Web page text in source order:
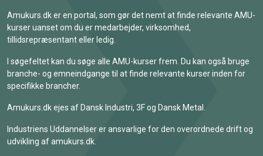
Amukurs.dk er en portal, som gør det nemt at finde relevante AMU-
kurser uanset om du er medarbejder, virksomhed,
tillidsrepræsentant eller ledig.
I søgefeltet kan du søge alle AMU-kurser frem. Du kan også bruge
branche- og emneindgange til at finde relevante kurser inden for
specifikke brancher.
Amukurs.dk ejes af Dansk Industri, 3F og Dansk Metal.
Industriens Uddannelser er ansvarlige for den overordnede drift og
udvikling af amukurs.dk.